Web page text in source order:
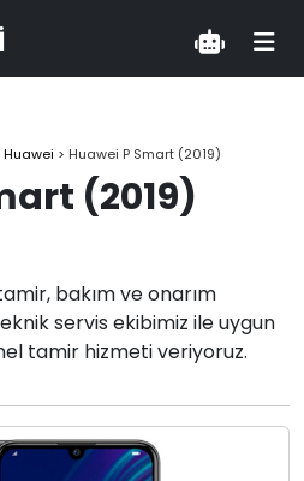
Huawei > Huawei P Smart (2019)
(2019)
bakım ve onarım
servis ekibimiz ile uygun
tamir hizmeti veriyoruz.